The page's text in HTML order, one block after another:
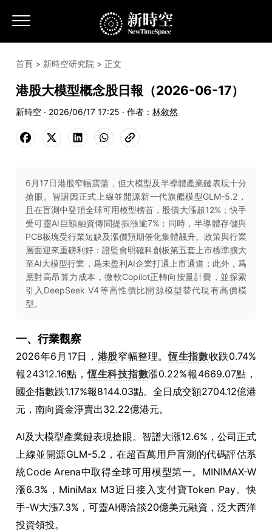
首頁 > 新時空研究院 > 正文
港股大模型概念股日報（2026-06-17）
新時空 · 2026/06/17 17:25 · 作者： 林敘然
6月17日港股窄幅震蕩，但大模型及半導體產業鏈表現十分
搶眼。智譜因正式上線並開源新一代旗艦模型GLM-5.2，
且在盲測中登頂全球可用模型榜首，股價大漲超12%；快手
受可靈AI巨額融資傳聞提振漲逾7%；同時，半導體存儲與
PCB板塊受行業短缺及漲價預期催化集體飆升。政策與行業
層面迎來重磅利好：證監會明確科創板第五套上市標準擴大
至AI大模型行業，爲未盈利AI企業打通上市通道；此外，爲
應對高昂算力成本，微軟Copilot正轉向按量計費，並探索
引入DeepSeek V4等高性價比開源模型替代現有高價模
型。
一、行業觀察
2026年6月17日， 港股窄幅整理。恆生指數收跌0.74%
報24312.16點，恆生科技指數漲0.22%報4669.07點，
國企指數跌1.17%報8144.03點。全日成交額2704.12億港
元，南向資金淨賣出32.22億港元。
AI及大模型產業鏈表現搶眼。智譜大漲12.6%，公司正式
上線並開源GLM-5.2，在超百萬用戶盲測的代碼評估系
統Code Arena中取得全球可用模型第一。MINIMAX-W
漲6.3%，MiniMax M3近日接入支付寶Token Pay。快
手-W大漲7.3%，可靈AI傳洽談20億美元融資，泛大西洋
投資領投。